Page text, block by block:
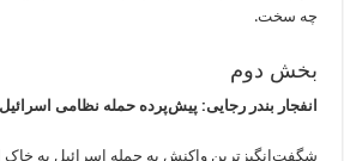
چه سخت.
بخش دوم
انفجار بندر رجایی: پیش‌پرده حمله نظامی
شگفت‌انگیزترین واکنش به حمله اسرائیل به خاک